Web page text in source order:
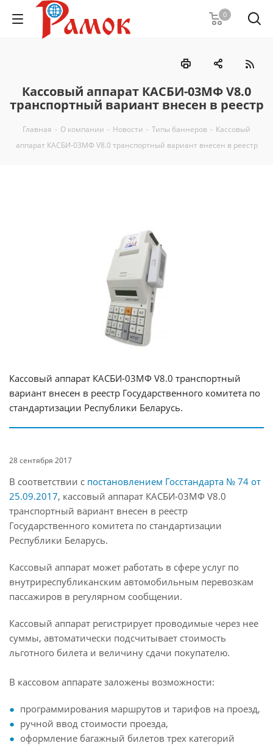
0
Кассовый аппарат КАСБИ-03МФ V8.0
транспортный вариант внесен в реестр
Главная - О компании - Новости - Типы баннеров - Кассовый
аппарат КАСБИ-03МФ V8.0 транспортный вариант внесен в реестр
Кассовый аппарат КАСБИ-03МФ V8.0 транспортный
вариант внесен в реестр Государственного комитета по
стандартизации Республики Беларусь.
28 сентября 2017
В соответствии с постановлением Госстандарта № 74 от
25.09.2017, кассовый аппарат КАСБИ-03МФ V8.0
транспортный вариант внесен в реестр
Государственного комитета по стандартизации
Республики Беларусь.
Кассовый аппарат может работать в сфере услуг по
внутриреспубликанским автомобильным перевозкам
пассажиров в регулярном сообщении.
Кассовый аппарат регистрирует проводимые через нее
суммы, автоматически подсчитывает стоимость
льготного билета и величину сдачи покупателю.
В кассовом аппарате заложены возможности:
программирования маршрутов и тарифов на проезд,
ручной ввод стоимости проезда,
оформление багажный билетов трех категорий